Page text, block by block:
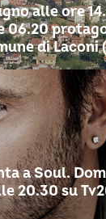
alle ore
06.20
di
a Soul.
20.30 su